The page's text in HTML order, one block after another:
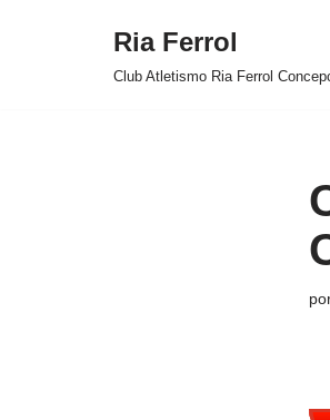
Ria Ferrol
Club Atletismo Ria Ferrol